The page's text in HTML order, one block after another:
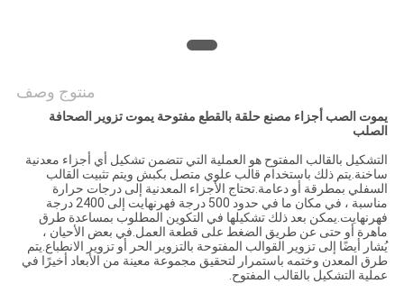
منتوج وصف
يموت الصب أجزاء مصنع حلقة بالقطع مفتوحة يموت تزوير الصحافة
الصلب
التشكيل بالقالب المفتوح هو العملية التي تتضمن تشكيل أي أجزاء معدنية
ساخنة.يتم ذلك باستخدام قالب علوي متصل بكبش ويتم تثبيت القالب
السفلي بمطرقة أو دعامة.تحتاج الأجزاء المعدنية إلى درجات حرارة
مناسبة ، في مكان ما في حدود 500 درجة فهرنهايت إلى 2400 درجة
فهرنهايت.يمكن بعد ذلك تشكيلها في التكوين المطلوب بمساعدة طرق
ماهرة أو حتى عن طريق الضغط على قطعة العمل.في بعض الأحيان ،
يُشار أيضًا إلى تزوير القوالب المفتوحة بالتزوير الحر أو تزوير الانطباع.يتم
طرق المعدن وختمه باستمرار لتحقيق مجموعة معينة من الأبعاد أخيرًا في
عملية التشكيل بالقالب المفتوح.